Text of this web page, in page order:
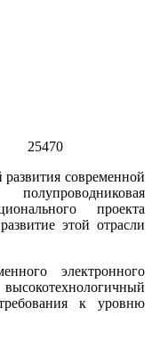
25470
современной
проекта
этой отрасли
электронного
к уровню